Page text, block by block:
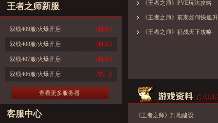
王者之师新服
双线409服/火爆开启 (推荐)
双线408服/火爆开启 (推荐)
双线407服/火爆开启 (推荐)
双线406服/火爆开启 (热门)
查看更多服务器
客服中心
《王者之师》PVE玩法攻略
《王者之师》前期如何快速
《王者之师》征战天下攻略
《王者之师》封地建设